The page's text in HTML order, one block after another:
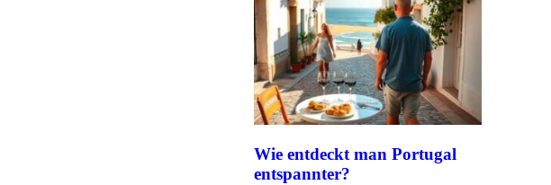
Wie entdeckt man Portugal
entspannter?